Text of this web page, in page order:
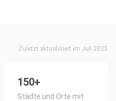
Zuletzt aktualisiert im Juli 2025
150+
Städte und Orte mit